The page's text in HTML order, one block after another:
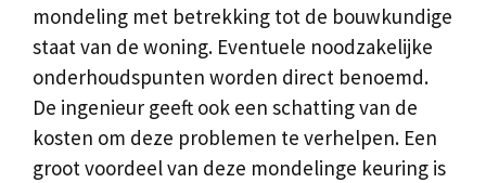
mondeling met betrekking tot de bouwkundige
staat van de woning. Eventuele noodzakelijke
onderhoudspunten worden direct benoemd.
De ingenieur geeft ook een schatting van de
kosten om deze problemen te verhelpen. Een
groot voordeel van deze mondelinge keuring is